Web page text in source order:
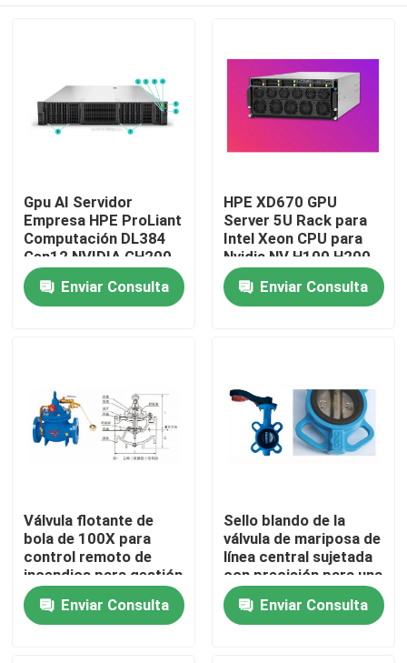
En casa
Productos
Los vídeos
Sobre nosotros
Control de calidad
Solicitar una cita
servicios internacionales de la expedición de la carga
Gpu AI Servidor
Empresa HPE ProLiant
Computación DL384
Gen12 NVIDIA GH200
NVL2 Computación
gratuita
Encuentración en la
Enviar Consulta
HPE XD670 GPU
Server 5U Rack para
Intel Xeon CPU para
Nvidia NV H100 H200
H800 PCIE/SXM Nvlink
AI Supercomputing
Caso
Enviar Consulta
Válvula flotante de
bola de 100X para
control remoto de
incendios para gestión
de agua
Enviar Consulta
Sello blando de la
válvula de mariposa de
línea central sujetada
con precisión para una
regulación precisa del
flujo Enviar Consulta